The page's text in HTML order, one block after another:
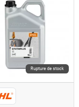
Rupture de stock